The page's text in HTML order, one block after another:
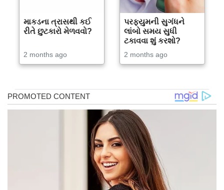
માકડના ત્રાસથી કઈ
રીતે છુટકારો મેળવવો?
2 months ago
પરફ્યુમની સુગંધને
લાંબો સમય સુધી
ટકાવવા શું કરશો?
2 months ago